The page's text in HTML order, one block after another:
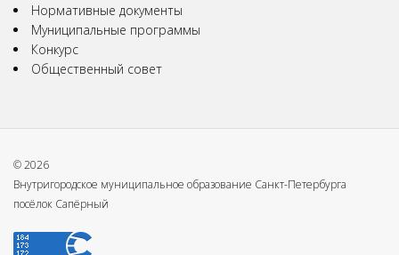
Нормативные документы
Муниципальные программы
Конкурс
Общественный совет
© 2026
Внутригородское муниципальное образование Санкт-Петербурга
посёлок Сапёрный